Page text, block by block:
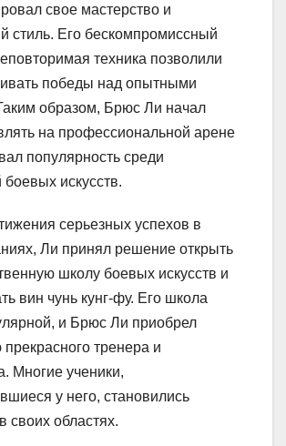
свое мастерство и
стиль. Его бескомпромиссный
техника позволили
победы над опытными
образом, Брюс Ли начал
на профессиональной арене
популярность среди
искусств.
серьезных успехов в
Ли принял решение открыть
школу боевых искусств и
вин чунь кунг-фу. Его школа
и Брюс Ли приобрел
тренера и
Многие ученики,
у него, становились
своих областях.